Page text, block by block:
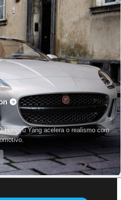
Hongyu Yang acelera o realismo com